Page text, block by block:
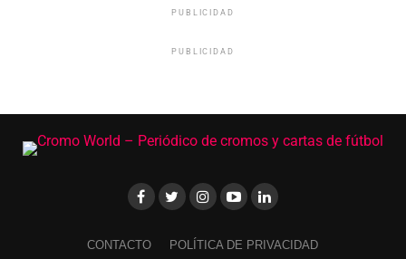
PUBLICIDAD
PUBLICIDAD
CONTACTO POLÍTICA DE PRIVACIDAD